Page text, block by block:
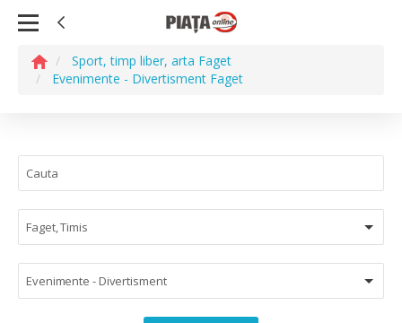
Sport, timp liber, arta Faget
Evenimente - Divertisment Faget
Faget, Timis
Evenimente - Divertisment